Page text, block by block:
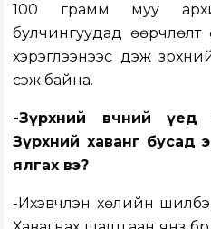
100 грамм муу
булчингуудад өөрчлөлт
хэрэглээнээс үүдэж
үүсэж байна.
-Зүрхний өвчний үед
Зүрхний хаванг бусад
ялгах вэ?
-Ихэвчлэн хөлийн